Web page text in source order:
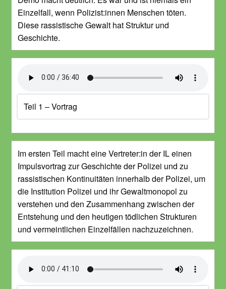
Einzelfall, wenn Polizist:innen Menschen töten.
Diese rassistische Gewalt hat Struktur und
Geschichte.
Teil 1 – Vortrag
Im ersten Teil macht eine Vertreter:in der IL einen
Impulsvortrag zur Geschichte der Polizei und zu
rassistischen Kontinuitäten innerhalb der Polizei, um
die Institution Polizei und ihr Gewaltmonopol zu
verstehen und den Zusammenhang zwischen der
Entstehung und den heutigen tödlichen Strukturen
und vermeintlichen Einzelfällen nachzuzeichnen.